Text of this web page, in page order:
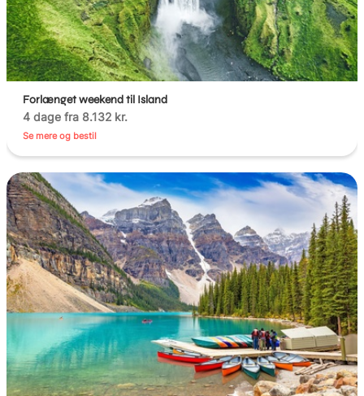
Forlænget weekend til Island
4 dage fra 8.132 kr.
Se mere og bestil